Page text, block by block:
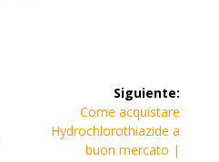
Siguiente:
Siguiente
entrada:
Come acquistare
Hydrochlorothiazide a
buon mercato |